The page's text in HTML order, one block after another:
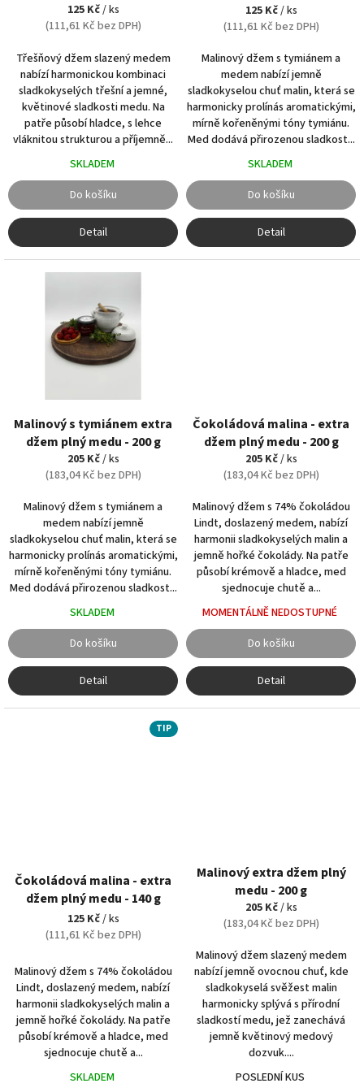
125 Kč/ ks
(111,61 Kč bez DPH)
Třešňový džem slazený medem
nabízí harmonickou kombinaci
sladkokyselých třešní a jemné,
květinové sladkosti medu. Na
patře působí hladce, s lehce
vláknitou strukturou a příjemně...
SKLADEM
Do košíku
Detail
125 Kč/ ks
(111,61 Kč bez DPH)
Malinový džem s tymiánem a
medem nabízí jemně
sladkokyselou chuť malin, která se
harmonicky prolínás aromatickými,
mírně kořeněnými tóny tymiánu.
Med dodává přirozenou sladkost...
SKLADEM
Do košíku
Detail
Malinový s tymiánem extra
džem plný medu - 200 g
205 Kč/ ks
(183,04 Kč bez DPH)
Malinový džem s tymiánem a
medem nabízí jemně
sladkokyselou chuť malin, která se
harmonicky prolínás aromatickými,
mírně kořeněnými tóny tymiánu.
Med dodává přirozenou sladkost...
SKLADEM
Do košíku
Detail
Čokoládová malina - extra
džem plný medu - 200 g
205 Kč/ ks
(183,04 Kč bez DPH)
Malinový džem s 74% čokoládou
Lindt, doslazený medem, nabízí
harmonii sladkokyselých malin a
jemně hořké čokolády. Na patře
působí krémově a hladce, med
sjednocuje chutě a...
MOMENTÁLNĚ NEDOSTUPNÉ
Do košíku
Detail
TIP
Čokoládová malina - extra
džem plný medu - 140 g
125 Kč/ ks
(111,61 Kč bez DPH)
Malinový džem s 74% čokoládou
Lindt, doslazený medem, nabízí
harmonii sladkokyselých malin a
jemně hořké čokolády. Na patře
působí krémově a hladce, med
sjednocuje chutě a...
SKLADEM
Malinový extra džem plný
medu - 200 g
205 Kč/ ks
(183,04 Kč bez DPH)
Malinový džem slazený medem
nabízí jemně ovocnou chuť, kde
sladkokyselá svěžest malin
harmonicky splývá s přírodní
sladkostí medu, jež zanechává
jemně květinový medový
dozvuk....
POSLEDNÍ KUS